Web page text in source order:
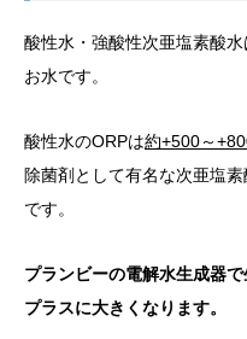
酸性水・強酸性次亜塩素酸
お水です。
酸性水のORPは約+500～
除菌剤として有名な次亜塩
です。
プランビーの電解水生成器
プラスに大きくなります。